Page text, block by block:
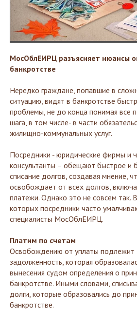
МосОблЕИРЦ разъясняет нюансы
банкротстве
Нередко граждане, попавшие в
ситуацию, видят в банкротстве
проблемы, не до конца понимая все
шага, в том числе- в части
жилищно-коммунальных услуг.
Посредники - юридические фирмы и
консультанты – обещают быстрое и
списание долгов, создавая мнение,
освобождает от всех долгов,
платежи. Однако это не совсем так.
которых посредники часто
специалисты МосОблЕИРЦ.
Платим по счетам
Освобождению от уплаты подлежит
задолженность, которая
вынесения судом определения о
банкротстве. Иными словами,
долги, которые образовались до
банкротстве.